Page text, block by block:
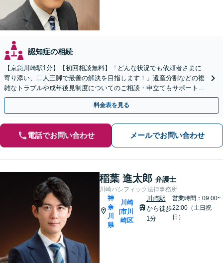
認知症の相続
【京急川崎駅1分】【初回相談無料】「どんな状況でも依頼者さまに
寄り添い、二人三脚で最善の解決を目指します！」遺産分割などの複
雑なトラブルや成年後見制度についてのご相談・申立てもサポート。
一人で抱え込まず、まずはお話をお聞かせください
料金表を見る
電話でお問い合わせ メールでお問い合わせ
稲葉 進太郎 弁護士
川崎パシフィック法律事務所
神
奈
川
県
|
川崎
市川
崎区
川崎駅
から徒歩
1分
営業時間：09:00~
22:00（土日祝
日）